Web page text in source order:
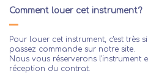
Comment louer cet instrument?
Pour louer cet instrument, c'est très
passez commande sur notre site.
Nous vous réserverons l'instrument
réception du contrat.